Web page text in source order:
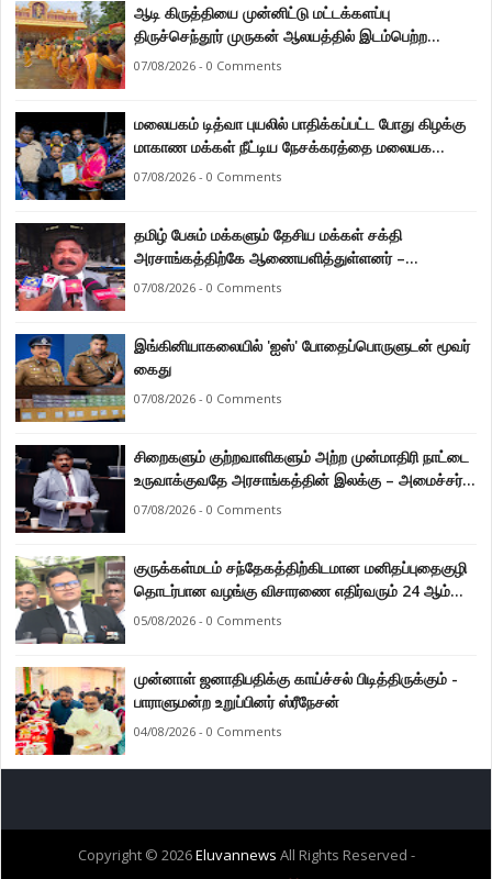
ஆடி கிருத்தியை முன்னிட்டு மட்டக்களப்பு
திருச்செந்தூர் முருகன் ஆலயத்தில் இடம்பெற்ற
பால்குட பவனி 1008 சங்கா ஆபிஷேக நிகழ்வு.
07/08/2026 - 0 Comments
மலையகம் டித்வா புயலில் பாதிக்கப்பட்ட போது கிழக்கு
மாகாண மக்கள் நீட்டிய நேசக்கரத்தை மலையக
மக்கள் ஒருபோதும் மறக்கமாட்டார்கள் : நுவரெலியா
07/08/2026 - 0 Comments
தமிழ் பேசும் மக்களும் தேசிய மக்கள் சக்தி
அரசாங்கத்திற்கே ஆணையளித்துள்ளனர் –
கடற்றொழில் அமைச்சர் இராமலிங்கம் சந்திரசேகர்
07/08/2026 - 0 Comments
இங்கினியாகலையில் 'ஐஸ்' போதைப்பொருளுடன் மூவர்
கைது
07/08/2026 - 0 Comments
சிறைகளும் குற்றவாளிகளும் அற்ற முன்மாதிரி நாட்டை
உருவாக்குவதே அரசாங்கத்தின் இலக்கு – அமைச்சர்
இராமலிங்கம் சந்திரசேகர்
07/08/2026 - 0 Comments
குருக்கள்மடம் சந்தேகத்திற்கிடமான மனிதப்புதைகுழி
தொடர்பான வழங்கு விசாரணை எதிர்வரும் 24 ஆம்
திகதிக்கு தவணையிடப்பட்டுள்ளது.
05/08/2026 - 0 Comments
முன்னாள் ஜனாதிபதிக்கு காய்ச்சல் பிடித்திருக்கும் -
பாராளுமன்ற உறுப்பினர் ஸ்ரீநேசன்
04/08/2026 - 0 Comments
Copyright © 2026Eluvannews All Rights Reserved -